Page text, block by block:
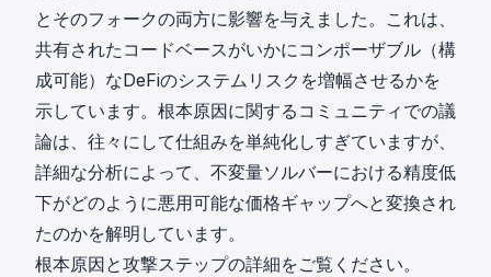
とそのフォークの両方に影響を与えました。これは、
共有されたコードベースがいかにコンポーザブル（構
成可能）なDeFiのシステムリスクを増幅させるかを
示しています。根本原因に関するコミュニティでの議
論は、往々にして仕組みを単純化しすぎていますが、
詳細な分析によって、不変量ソルバーにおける精度低
下がどのように悪用可能な価格ギャップへと変換され
たのかを解明しています。
根本原因と攻撃ステップの詳細をご覧ください。